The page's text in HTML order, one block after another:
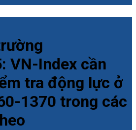
VN-Index cần
tra động lực ở
1370 trong các